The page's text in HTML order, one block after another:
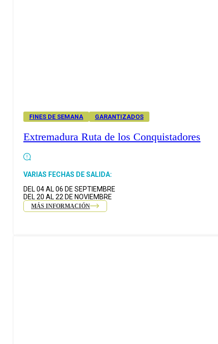
FINES DE SEMANA GARANTIZADOS
Extremadura Ruta de los Conquistadores
VARIAS FECHAS DE SALIDA:
DEL 04 AL 06 DE SEPTIEMBRE
DEL 20 AL 22 DE NOVIEMBRE
MÁS INFORMACIÓN